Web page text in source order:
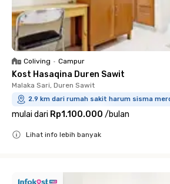
Coliving • Campur
Kost Hasaqina Duren Sawit
Malaka Sari, Duren Sawit
2.9 km dari rumah sakit harum sisma
mulai dari Rp1.100.000 /bulan
Lihat info lebih banyak